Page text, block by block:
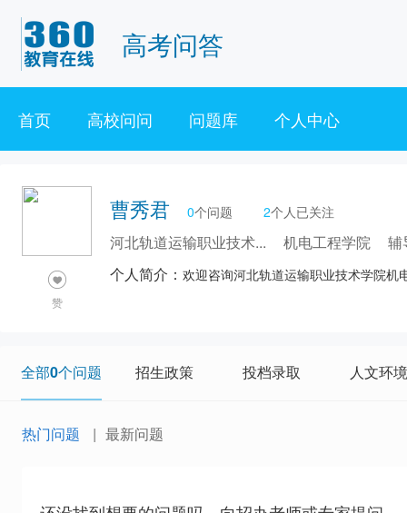
高考问答
首页 高校问问 问题库 个人中心
赞
曹秀君 0个问题 2个人已关注
河北轨道运输职业技术... 机电工程学院
辅
个人简介： 欢迎咨询河北轨道运输职业技术学院机
全部0个问题 招生政策 投档录取 人文环境
热门问题 最新问题